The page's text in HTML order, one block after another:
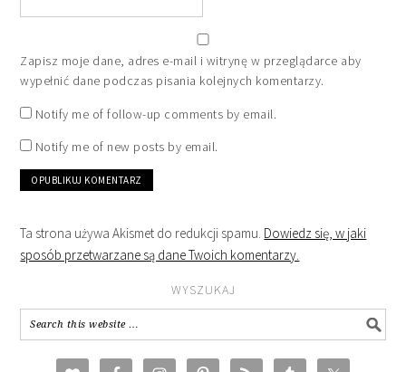
Zapisz moje dane, adres e-mail i witrynę w przeglądarce aby
wypełnić dane podczas pisania kolejnych komentarzy.
Notify me of follow-up comments by email.
Notify me of new posts by email.
Ta strona używa Akismet do redukcji spamu. Dowiedz się, w jaki
sposób przetwarzane są dane Twoich komentarzy.
WYSZUKAJ